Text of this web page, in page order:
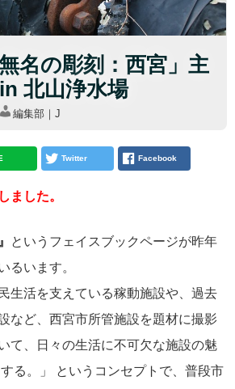
名の彫刻：西宮」主
北山浄水場
編集部｜J
ました。
というフェイスブックページが昨年
るいます。
生活を支えている稼動施設や、過去
など、西宮市所管施設を題材に撮影
て、日々の生活に不可欠な施設の魅
る。」 というコンセプトで、普段市
Twitter Facebook